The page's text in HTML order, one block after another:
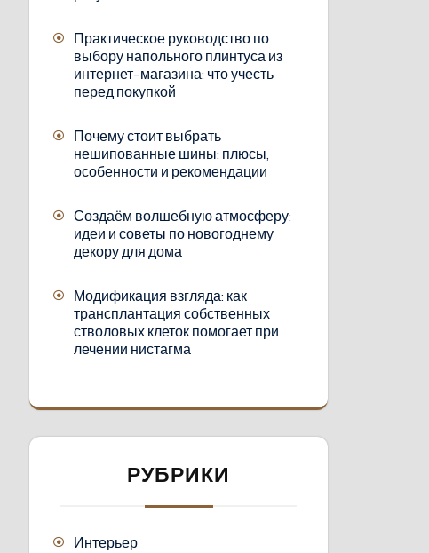
Практическое руководство по
выбору напольного плинтуса из
интернет-магазина: что учесть
перед покупкой
Почему стоит выбрать
нешипованные шины: плюсы,
особенности и рекомендации
Создаём волшебную атмосферу:
идеи и советы по новогоднему
декору для дома
Модификация взгляда: как
трансплантация собственных
стволовых клеток помогает при
лечении нистагма
РУБРИКИ
Интерьер